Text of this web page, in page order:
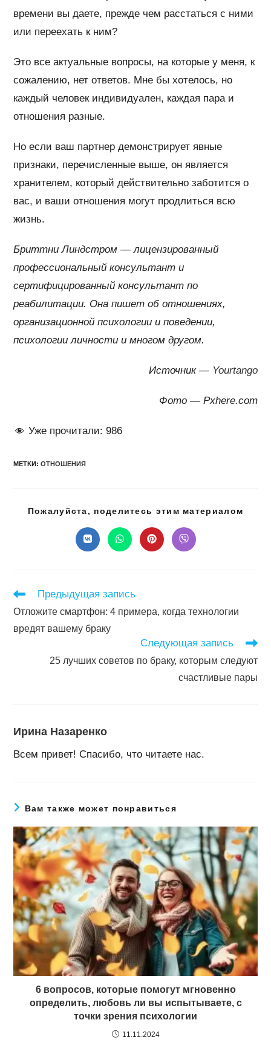
времени вы даете, прежде чем расстаться с ними
или переехать к ним?
Это все актуальные вопросы, на которые у меня, к
сожалению, нет ответов. Мне бы хотелось, но
каждый человек индивидуален, каждая пара и
отношения разные.
Но если ваш партнер демонстрирует явные
признаки, перечисленные выше, он является
хранителем, который действительно заботится о
вас, и ваши отношения могут продлиться всю
жизнь.
Бриттни Линдстром — лицензированный
профессиональный консультант и
сертифицированный консультант по
реабилитации. Она пишет об отношениях,
организационной психологии и поведении,
психологии личности и многом другом.
Источник — Yourtango
Фото — Pxhere.com
Уже прочитали: 986
МЕТКИ:ОТНОШЕНИЯ
Пожалуйста, поделитесь этим материалом
Открывается
в
Открывается
в
Открывается
в
Открывается
в
Читать
статьи
Предыдущая запись
Отложите смартфон: 4 примера, когда технологии
вредят вашему браку
Следующая запись
25 лучших советов по браку, которым следуют
счастливые пары
Ирина Назаренко
Всем привет! Спасибо, что читаете нас.
Вам также может понравиться
6 вопросов, которые помогут мгновенно
определить, любовь ли вы испытываете, с
точки зрения психологии
11.11.2024